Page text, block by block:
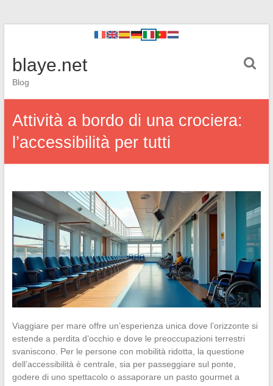
blaye.net
Blog
Attività a bordo di una crociera:
l’accessibilità per tutti
Viaggiare per mare offre un’esperienza unica dove l’orizzonte si
estende a perdita d’occhio e dove le preoccupazioni terrestri
svaniscono. Per le persone con mobilità ridotta, la questione
dell’accessibilità è centrale, sia per passeggiare sul ponte,
godere di uno spettacolo o assaporare un pasto gourmet a